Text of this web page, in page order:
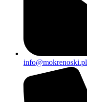
info@mokrenoski.pl